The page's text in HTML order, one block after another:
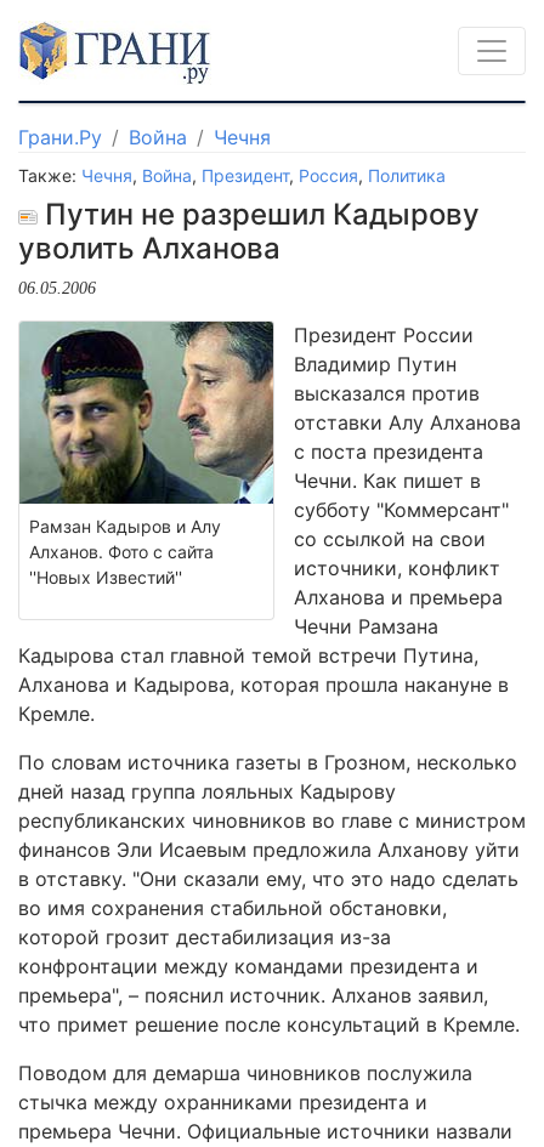
Грани.Ру Война Чечня
Также: Чечня, Война, Президент, Россия, Политика
Путин не разрешил Кадырову
уволить Алханова
06.05.2006
Рамзан Кадыров и Алу
Алханов. Фото с сайта
''Новых Известий''
Президент России
Владимир Путин
высказался против
отставки Алу Алханова
с поста президента
Чечни. Как пишет в
субботу "Коммерсант"
со ссылкой на свои
источники, конфликт
Алханова и премьера
Чечни Рамзана
Кадырова стал главной темой встречи Путина,
Алханова и Кадырова, которая прошла накануне в
Кремле.
По словам источника газеты в Грозном, несколько
дней назад группа лояльных Кадырову
республиканских чиновников во главе с министром
финансов Эли Исаевым предложила Алханову уйти
в отставку. "Они сказали ему, что это надо сделать
во имя сохранения стабильной обстановки,
которой грозит дестабилизация из-за
конфронтации между командами президента и
премьера", – пояснил источник. Алханов заявил,
что примет решение после консультаций в Кремле.
Поводом для демарша чиновников послужила
стычка между охранниками президента и
премьера Чечни. Официальные источники назвали